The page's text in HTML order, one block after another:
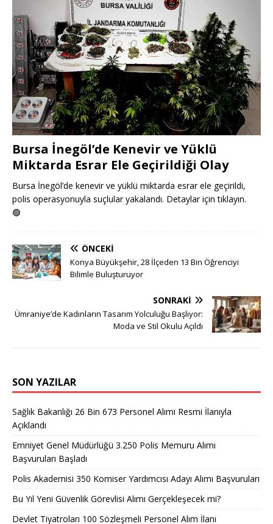
Bursa İnegöl’de Kenevir ve Yüklü
Miktarda Esrar Ele Geçirildiği Olay
Bursa İnegöl’de kenevir ve yüklü miktarda esrar ele geçirildi,
polis operasyonuyla suçlular yakalandı. Detaylar için tıklayın.
🟢
ÖNCEKI
Konya Büyükşehir, 28 İlçeden 13 Bin Öğrenciyi
Bilimle Buluşturuyor
SONRAKI
Ümraniye’de Kadınların Tasarım Yolculuğu Başlıyor:
Moda ve Stil Okulu Açıldı
SON YAZILAR
Sağlık Bakanlığı 26 Bin 673 Personel Alımı Resmi İlanıyla
Açıklandı
Emniyet Genel Müdürlüğü 3.250 Polis Memuru Alımı
Başvuruları Başladı
Polis Akademisi 350 Komiser Yardımcısı Adayı Alımı Başvuruları
Bu Yıl Yeni Güvenlik Görevlisi Alımı Gerçekleşecek mi?
Devlet Tiyatroları 100 Sözleşmeli Personel Alım İlanı